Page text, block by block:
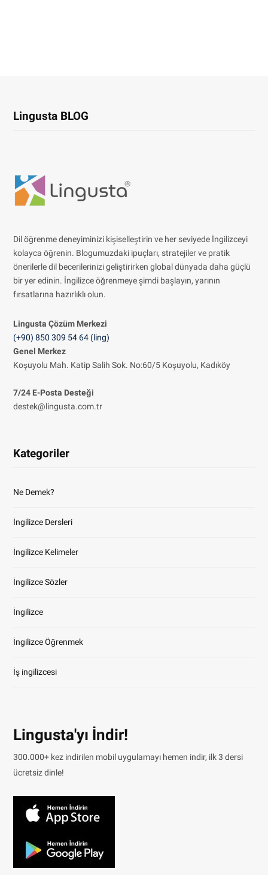
Lingusta BLOG
Dil öğrenme deneyiminizi kişiselleştirin ve her seviyede İngilizceyi
kolayca öğrenin. Blogumuzdaki ipuçları, stratejiler ve pratik
önerilerle dil becerilerinizi geliştirirken global dünyada daha güçlü
bir yer edinin. İngilizce öğrenmeye şimdi başlayın, yarının
fırsatlarına hazırlıklı olun.
Lingusta Çözüm Merkezi
(+90) 850 309 54 64 (ling)
Genel Merkez
Koşuyolu Mah. Katip Salih Sok. No:60/5 Koşuyolu, Kadıköy
7/24 E-Posta Desteği
destek@lingusta.com.tr
Kategoriler
Ne Demek?
İngilizce Dersleri
İngilizce Kelimeler
İngilizce Sözler
İngilizce
İngilizce Öğrenmek
İş ingilizcesi
Lingusta'yı İndir!
300.000+ kez indirilen mobil uygulamayı hemen indir, ilk 3 dersi
ücretsiz dinle!